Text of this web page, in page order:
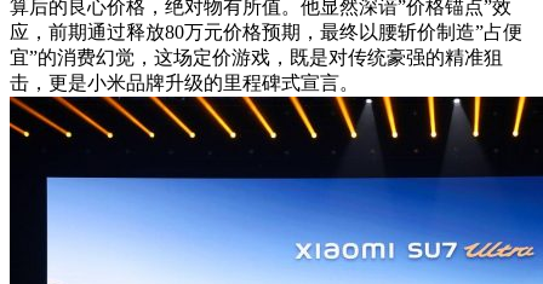
算后的良心价格，绝对物有所值。他显然深谙”价格锚点”效
应，前期通过释放80万元价格预期，最终以腰斩价制造”占便
宜”的消费幻觉，这场定价游戏，既是对传统豪强的精准狙
击，更是小米品牌升级的里程碑式宣言。